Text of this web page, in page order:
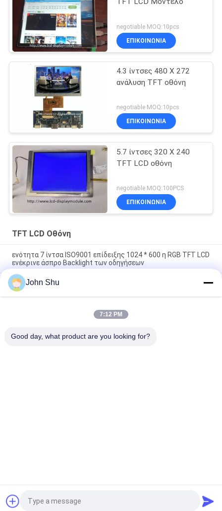
negotiable MOQ:10pcs
ΕΠΙΚΟΙΝΩΝΊΑ
4.3 ίντσες 480 X 272
ανάλυση TFT οθόνη
negotiable MOQ:10pcs
ΕΠΙΚΟΙΝΩΝΊΑ
5.7 ίντσες 320 X 240
TFT LCD οθόνη
negotiable MOQ:100PCS
ΕΠΙΚΟΙΝΩΝΊΑ
TFT LCD Οθόνη
ενότητα 7 ίντσα ISO9001 επίδειξης 1024 * 600 η RGB TFT LCD
ενέκρινε άσπρο Backlight των οδηγήσεων
480*854 ενότητα ΔΙΕΘΝΏΝ ΕΙΔΗΣΕΟΓΡΑΦΙΚΏΝ ΠΡΑΚΤΟΡΕΊΩΝ
MIPI 5.0Inch TFT LCD, ενότητα συνήθειας LCD οθόνης αφής
Capactive
Άσπρη ενότητα επίδειξης οθονών επαφής SPI MCU
Αίτηση κράτησης
John Shu
7:12 PM
Good day, what product are you looking for?